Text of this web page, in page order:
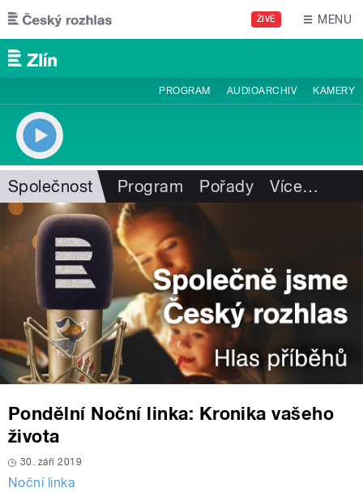
Přejít k hlavnímu obsahu
ŽIVĚ MENU
PROGRAM AUDIOARCHIV KAMERY
Společnost Program Pořady Více…
Pondělní Noční linka: Kronika vašeho
života
30. září 2019
Noční linka